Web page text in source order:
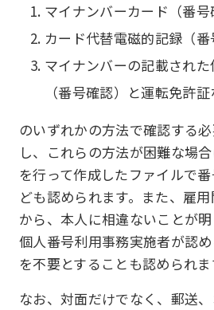
マイナンバーカード（番号
カード代替電磁的記録（番
マイナンバーの記載され
（番号確認）と運転免許証
のいずれかの方法で確認する
し、これらの方法が困難な場
を行って作成したファイルで
ども認められます。また、雇
から、本人に相違ないことが
個人番号利用事務実施者が認
を不要とすることも認められま
なお、対面だけでなく、郵送